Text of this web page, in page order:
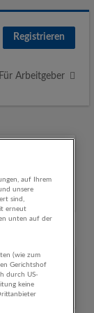
Registrieren
Für Arbeitgeber
auf Ihrem
unsere
sind,
erneut
unten auf der
(wie zum
Gerichtshof
durch US-
keine